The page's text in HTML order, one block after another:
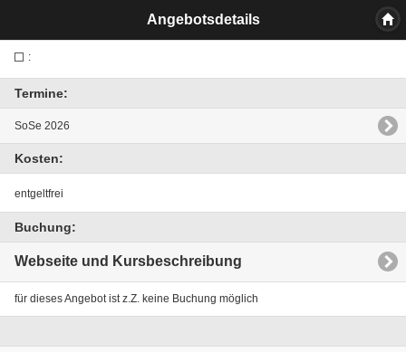
Angebotsdetails
:
Termine:
SoSe 2026
Kosten:
entgeltfrei
Buchung:
Webseite und Kursbeschreibung
für dieses Angebot ist z.Z. keine Buchung möglich